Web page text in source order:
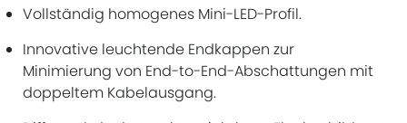
Vollständig homogenes Mini-LED-Profil.
Innovative leuchtende Endkappen zur
Minimierung von End-to-End-Abschattungen mit
doppeltem Kabelausgang.